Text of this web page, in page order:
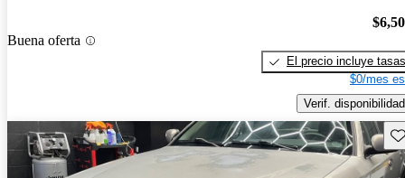
Buena oferta
El precio incluye tasas
$0/mes
Verif. disponibilidad